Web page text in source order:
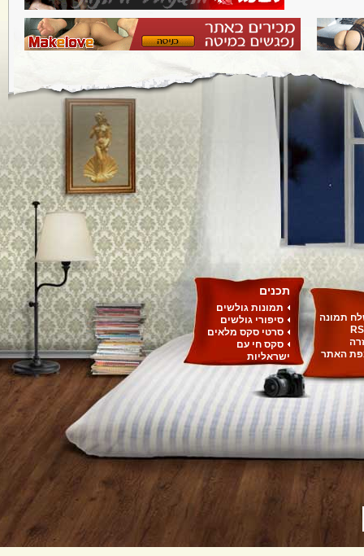
תמונה
האתר
תכנים
תמונות גולשים
סיפורי גולשים
סרטי סקס מלאים
סקס חי עם
ישראליות